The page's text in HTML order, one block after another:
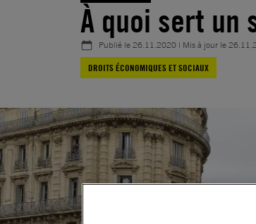
À quoi sert un
Publié le26.11.2020 | Mis à jour le
DROITS ÉCONOMIQUES ET SOCIAUX